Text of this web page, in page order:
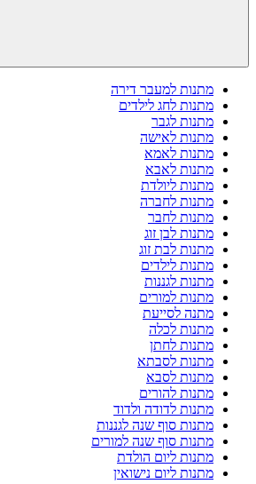
מתנות למעבר דירה
מתנות לחג לילדים
מתנות לגבר
מתנות לאישה
מתנות לאמא
מתנות לאבא
מתנות ליולדת
מתנות לחברה
מתנות לחבר
מתנות לבן זוג
מתנות לבת זוג
מתנות לילדים
מתנות לגננות
מתנות למורים
מתנה לסייעת
מתנות לכלה
מתנות לחתן
מתנות לסבתא
מתנות לסבא
מתנות להורים
מתנות לדודה ולדוד
מתנות סוף שנה לגננות
מתנות סוף שנה למורים
מתנות ליום הולדת
מתנות ליום נישואין